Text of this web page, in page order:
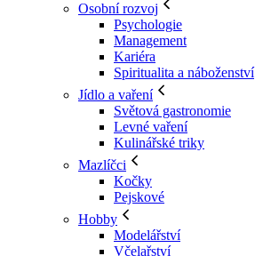
Osobní rozvoj
Psychologie
Management
Kariéra
Spiritualita a náboženství
Jídlo a vaření
Světová gastronomie
Levné vaření
Kulinářské triky
Mazlíčci
Kočky
Pejskové
Hobby
Modelářství
Včelařství